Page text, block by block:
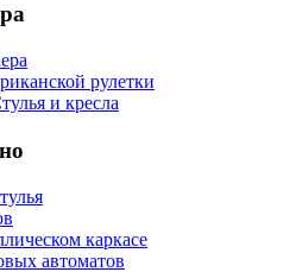
рулетки
и кресла
каркасе
автоматов